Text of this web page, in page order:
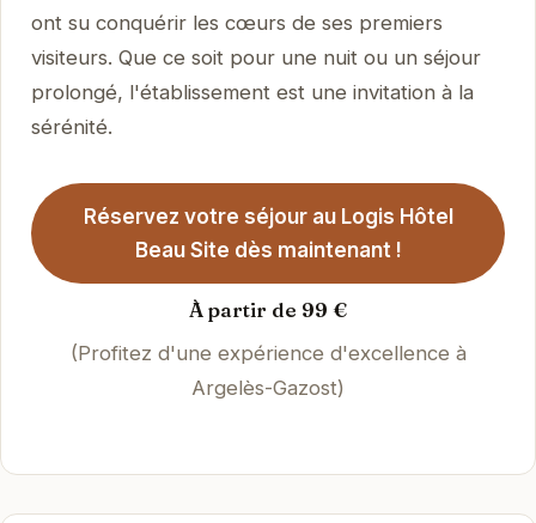
ont su conquérir les cœurs de ses premiers
visiteurs. Que ce soit pour une nuit ou un séjour
prolongé, l'établissement est une invitation à la
sérénité.
Réservez votre séjour au Logis Hôtel
Beau Site dès maintenant !
À partir de 99 €
(Profitez d'une expérience d'excellence à
Argelès-Gazost)